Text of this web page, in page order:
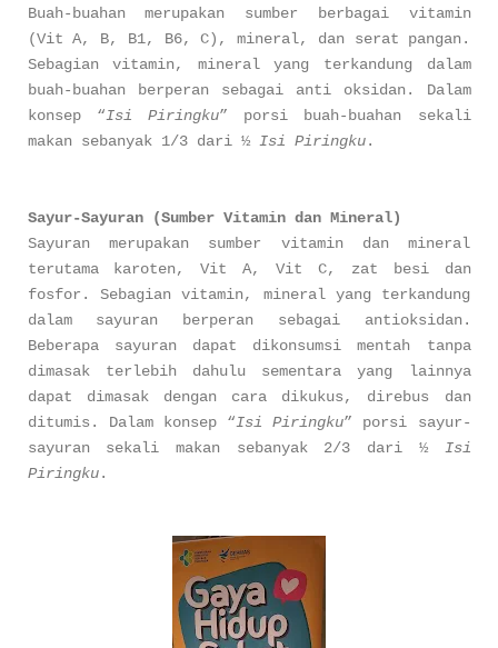
Buah-buahan merupakan sumber berbagai vitamin
(Vit A, B, B1, B6, C), mineral, dan serat pangan.
Sebagian vitamin, mineral yang terkandung dalam
buah-buahan berperan sebagai anti oksidan. Dalam
konsep “Isi Piringku” porsi buah-buahan sekali
makan sebanyak 1/3 dari ½ Isi Piringku.
Sayur-Sayuran (Sumber Vitamin dan Mineral)
Sayuran merupakan sumber vitamin dan mineral
terutama karoten, Vit A, Vit C, zat besi dan
fosfor. Sebagian vitamin, mineral yang terkandung
dalam sayuran berperan sebagai antioksidan.
Beberapa sayuran dapat dikonsumsi mentah tanpa
dimasak terlebih dahulu sementara yang lainnya
dapat dimasak dengan cara dikukus, direbus dan
ditumis. Dalam konsep “Isi Piringku” porsi sayur-
sayuran sekali makan sebanyak 2/3 dari ½ Isi
Piringku.